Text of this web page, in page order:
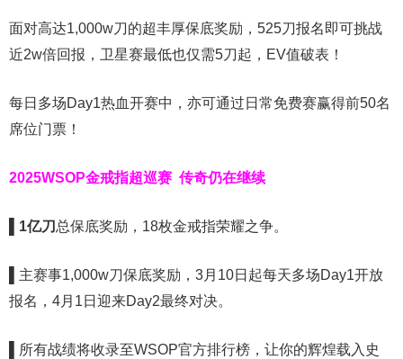
面对高达1,000w刀的超丰厚保底奖励，525刀报名即可挑战
近2w倍回报，卫星赛最低也仅需5刀起，EV值破表！
每日多场Day1热血开赛中，亦可通过日常免费赛赢得前50名
席位门票！
2025WSOP金戒指超巡赛 传奇仍在继续
1亿刀总保底奖励，18枚金戒指荣耀之争。
主赛事1,000w刀保底奖励，3月10日起每天多场Day1开放
报名，4月1日迎来Day2最终对决。
所有战绩将收录至WSOP官方排行榜，让你的辉煌载入史